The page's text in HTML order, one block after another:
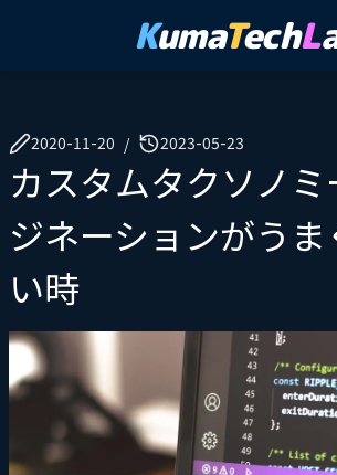
KumaTechL
2020-11-20 / 2023-05-23
カスタムタクソノ
ジネーションがう
い時